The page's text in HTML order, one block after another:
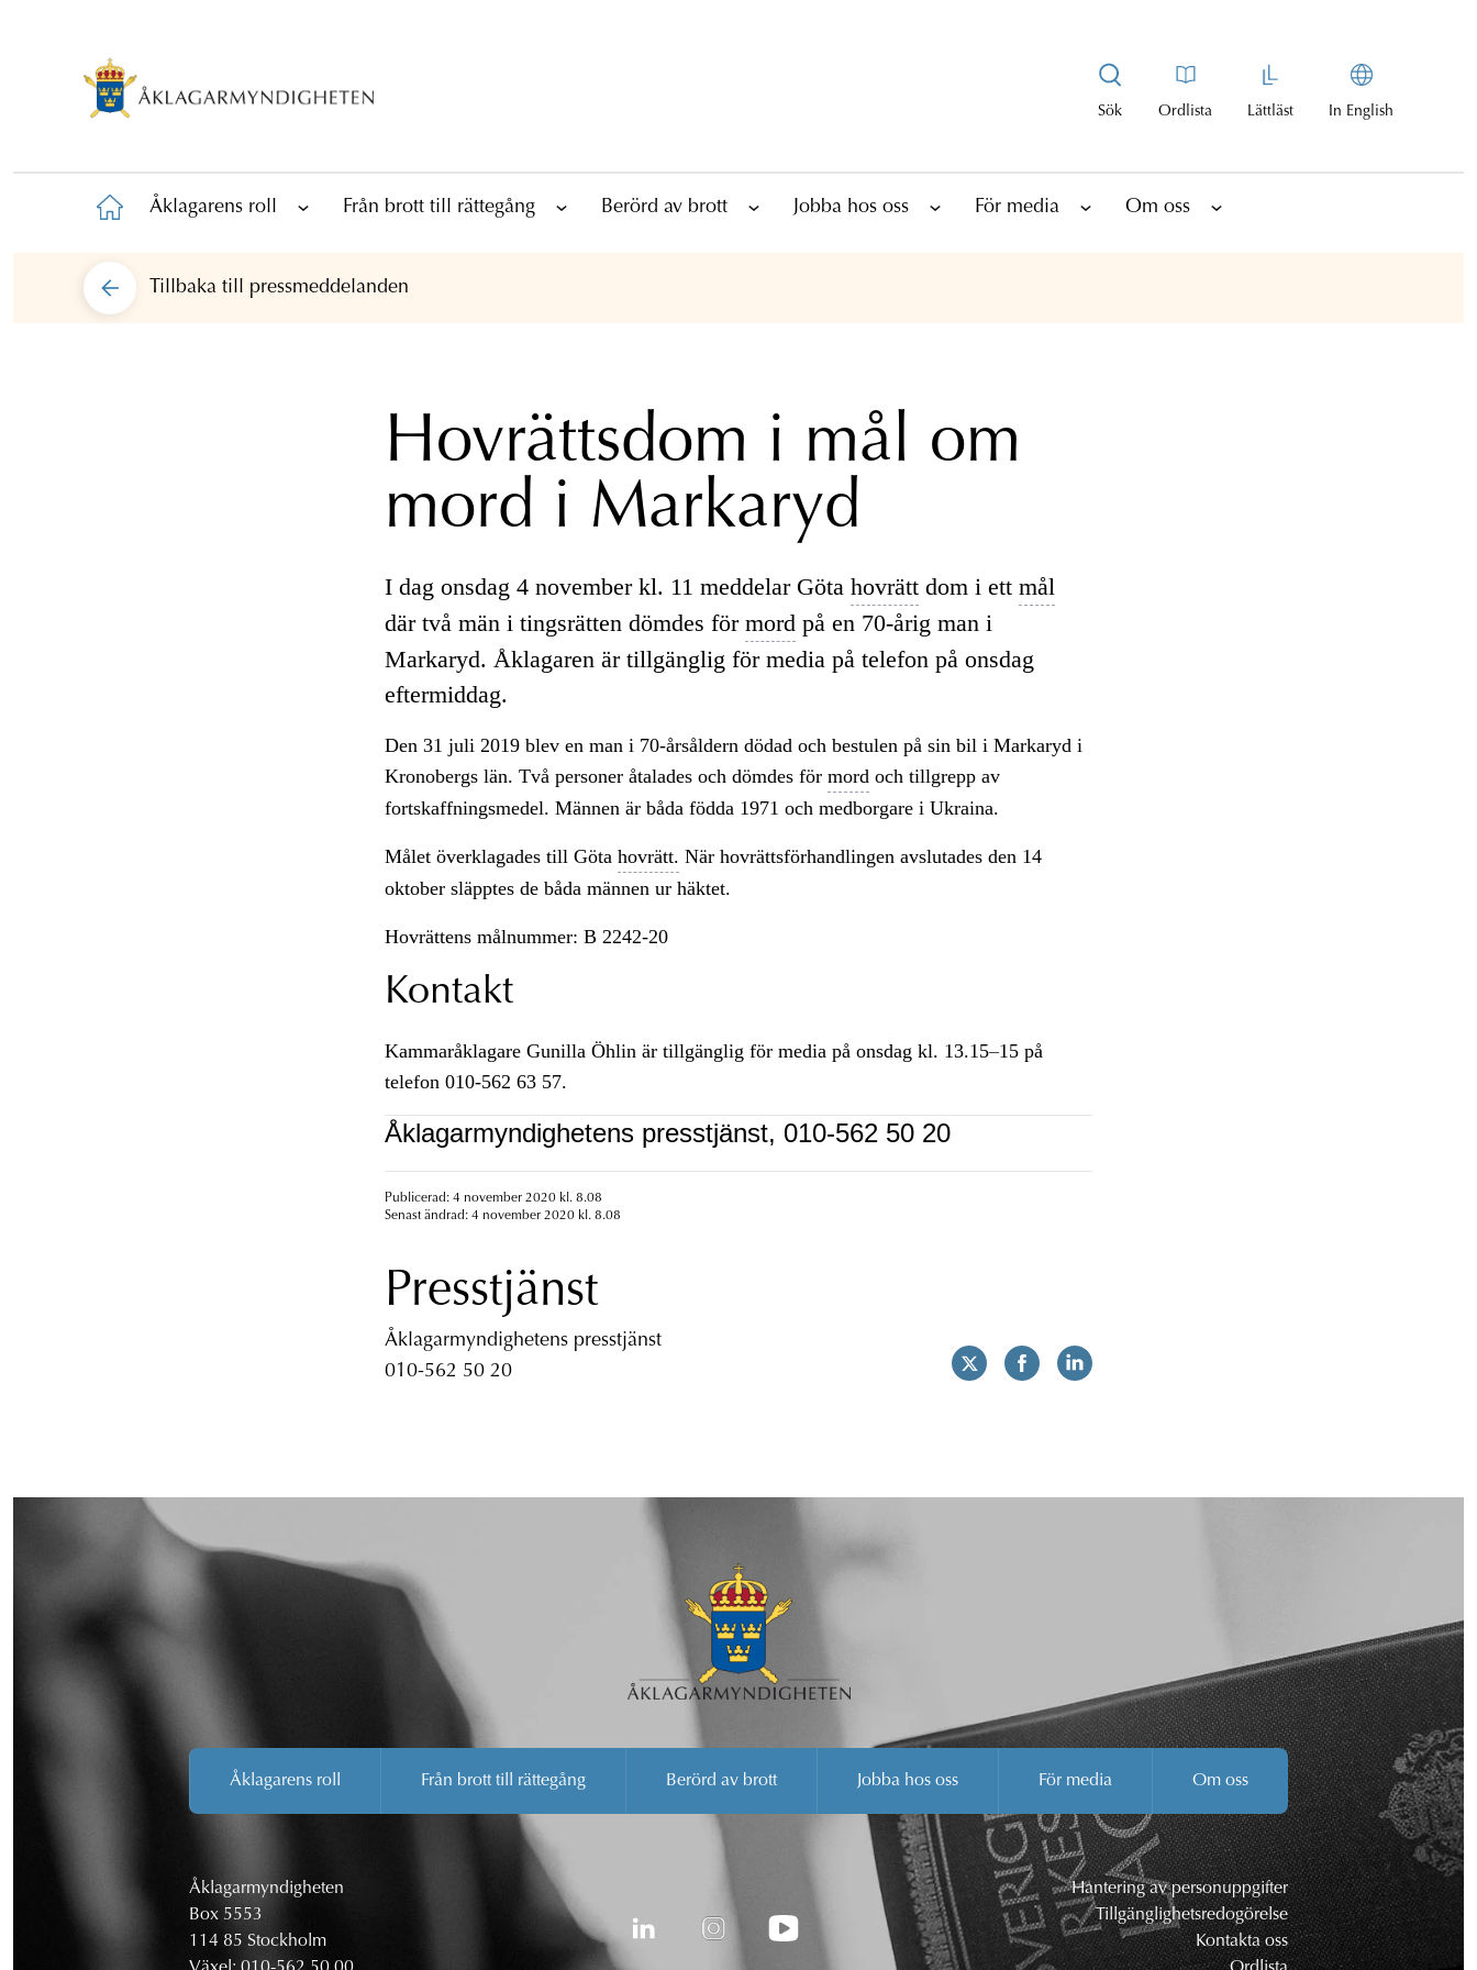
Sök Ordlista Lättläst In English
Åklagarens roll Från brott till rättegång Berörd av brott Jobba hos oss För media Om oss
Tillbaka till pressmeddelanden
Hovrättsdom i mål om
mord i Markaryd
I dag onsdag 4 november kl. 11 meddelar Göta hovrättdom i ett mål
där två män i tingsrätten dömdes för mord på en 70-årig man i
Markaryd. Åklagaren är tillgänglig för media på telefon på onsdag
eftermiddag.
Den 31 juli 2019 blev en man i 70-årsåldern dödad och bestulen på sin bil i Markaryd i
Kronobergs län. Två personer åtalades och dömdes för mord och tillgrepp av
fortskaffningsmedel. Männen är båda födda 1971 och medborgare i Ukraina.
Målet överklagades till Göta hovrätt. När hovrättsförhandlingen avslutades den 14
oktober släpptes de båda männen ur häktet.
Hovrättens målnummer: B 2242-20
Kontakt
Kammaråklagare Gunilla Öhlin är tillgänglig för media på onsdag kl. 13.15–15 på
telefon 010-562 63 57.
Åklagarmyndighetens presstjänst, 010-562 50 20
Publicerad: 4 november 2020 kl. 8.08
Senast ändrad: 4 november 2020 kl. 8.08
Presstjänst
Åklagarmyndighetens presstjänst
010-562 50 20
Åklagarens roll Från brott till rättegång Berörd av brott Jobba hos oss För media Om oss
Åklagarmyndigheten
Box 5553
114 85 Stockholm
Hantering av personuppgifter
Tillgänglighetsredogörelse
Kontakta oss